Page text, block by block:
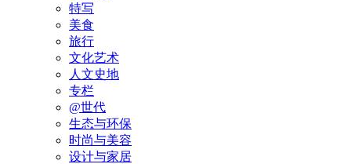
特写
美食
旅行
文化艺术
人文史地
专栏
@世代
生态与环保
时尚与美容
设计与家居